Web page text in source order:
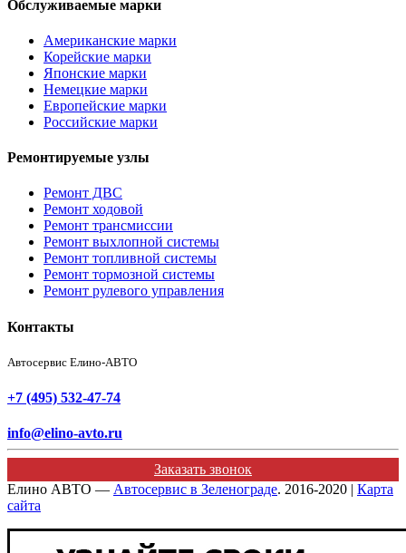
Обслуживаемые марки
Американские марки
Корейские марки
Японские марки
Немецкие марки
Европейские марки
Российские марки
Ремонтируемые узлы
Ремонт ДВС
Ремонт ходовой
Ремонт трансмиссии
Ремонт выхлопной системы
Ремонт топливной системы
Ремонт тормозной системы
Ремонт рулевого управления
Контакты
Автосервис Елино-АВТО
+7 (495) 532-47-74
info@elino-avto.ru
Заказать звонок
Елино АВТО — Автосервис в Зеленограде. 2016-2020 | Карта
сайта